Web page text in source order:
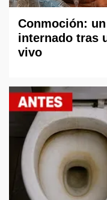
Conmoción:
internado tras
vivo